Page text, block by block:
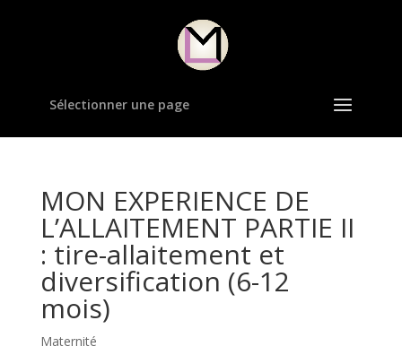
Sélectionner une page
MON EXPERIENCE DE
L’ALLAITEMENT PARTIE II
: tire-allaitement et
diversification (6-12
mois)
Maternité